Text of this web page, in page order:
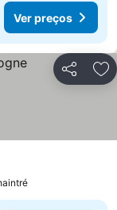
Ver preços
Partilhar